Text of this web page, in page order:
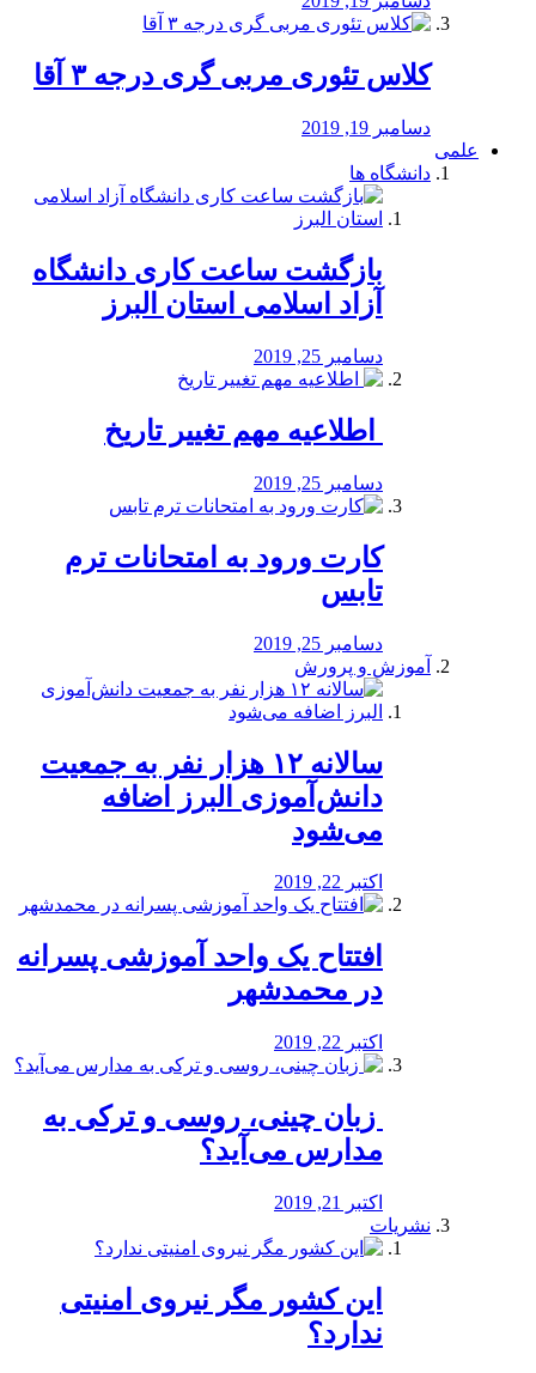
کلاس تئوری مربی گری درجه ۳ آقا
دسامبر 19, 2019
علمی
دانشگاه ها
بازگشت ساعت کاری دانشگاه
آزاد اسلامی استان البرز
دسامبر 25, 2019
️ اطلاعیه مهم تغییر تاریخ
دسامبر 25, 2019
کارت ورود به امتحانات ترم
تابس
دسامبر 25, 2019
آموزش و پرورش
️سالانه ۱۲ هزار نفر به جمعیت
دانش‌آموزی البرز اضافه
می‌شود
اکتبر 22, 2019
افتتاح یک واحد آموزشی پسرانه
در محمدشهر
اکتبر 22, 2019
️ زبان چینی، روسی و ترکی به
مدارس می‌آید؟
اکتبر 21, 2019
نشریات
این کشور مگر نیروی امنیتی
ندارد؟